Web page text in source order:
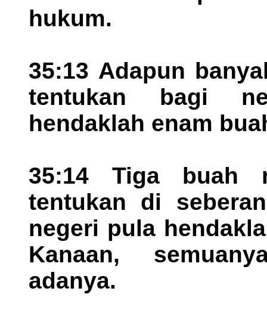
hukum.
35:13 Adapun
tentukan bagi
hendaklah enam
35:14 Tiga buah
tentukan di
negeri pula
Kanaan,
adanya.